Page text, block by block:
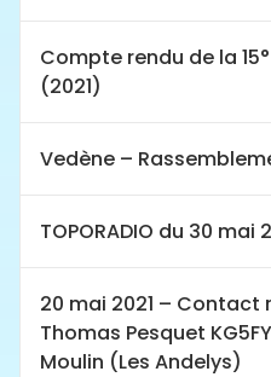
Compte rendu de la
(2021)
Vedène –
TOPORADIO du 30 mai
20 mai 2021 –
Thomas Pesquet
Moulin (Les Andelys)